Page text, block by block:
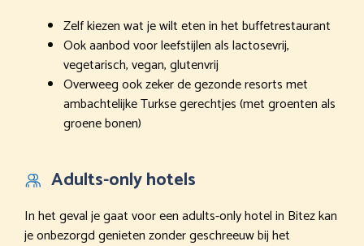
Zelf kiezen wat je wilt eten in het buffetrestaurant
Ook aanbod voor leefstijlen als lactosevrij,
vegetarisch, vegan, glutenvrij
Overweeg ook zeker de gezonde resorts met
ambachtelijke Turkse gerechtjes (met groenten als
groene bonen)
Adults-only hotels
In het geval je gaat voor een adults-only hotel in Bitez kan
je onbezorgd genieten zonder geschreeuw bij het